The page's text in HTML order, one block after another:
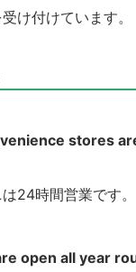
け付けています。
stores
24時間営業です。
open all year